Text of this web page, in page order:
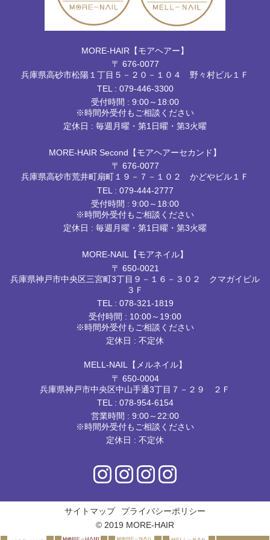
MORE-HAIR【モアヘアー】
〒 676-0077
兵庫県高砂市松陽１丁目５－２０－１０４ 野々村ビル１Ｆ
TEL : 079-446-3300
受付時間 : 9:00～18:00
※時間外受付もご相談ください
定休日 : 毎週月曜・第1日曜・第3火曜
MORE-HAIR Second【モアヘアーセカンド】
〒 676-0077
兵庫県高砂市荒井町扇町１９－７－１０２ かどやビル１Ｆ
TEL : 079-444-2777
受付時間 : 9:00～18:00
※時間外受付もご相談ください
定休日 : 毎週月曜・第1日曜・第3火曜
MORE-NAIL【モアネイル】
〒 650-0021
兵庫県神戸市中央区三宮町3丁目９－１６－３０２ クマガイビル
３Ｆ
TEL : 078-321-1819
受付時間 : 10:00～19:00
※時間外受付もご相談ください
定休日 : 不定休
MELL-NAIL【メルネイル】
〒 650-0004
兵庫県神戸市中央区中山手通3丁目７－２９ ２Ｆ
TEL : 078-954-6154
営業時間 : 9:00～22:00
※時間外受付もご相談ください
定休日 : 不定休
サイトマップ
プライバシーポリシー
© 2019 MORE-HAIR